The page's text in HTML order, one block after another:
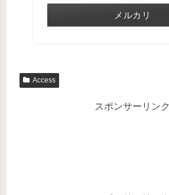
メルカリ
Access
スポンサーリンク